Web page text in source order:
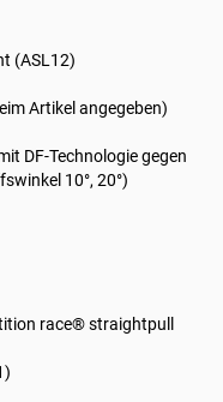
(ASL12)
Artikel angegeben)
DF-Technologie gegen
10°, 20°)
race® straightpull